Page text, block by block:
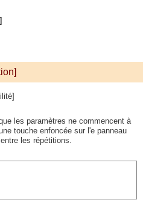
les paramètres ne commencent à
touche enfoncée sur l'e panneau
les répétitions.